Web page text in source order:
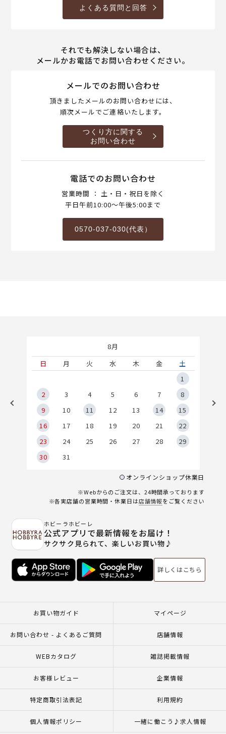
よくある質問と回答
それでも解決しない場合は、
メールかお電話でお問い合わせください。
メールでのお問い合わせ
頂きましたメールのお問い合わせには、
順次メールでご連絡いたします。
つくり方に関する
お問い合わせ
電話でのお問い合わせ
営業時間 ： 土・日・祝日を除く
平日午前10:00～午後5:00まで
0570-037-030(代表）
8月
日
月 火 水 木 金
土
1
2
3 4 5 6 7
8
9
10 11 12 13 14
15
16
17 18 19 20 21
22
23
24 25 26 27 28
29
30
31
オンラインショップ休業日
※Webからのご注文は、24時間承っております
※各実店舗の営業時間・休業日は店舗情報をご覧ください
ホビーラホビーレ
公式アプリで最新情報をお届け！
サクサク見られて、楽しいお買い物♪
詳しくはこちら
お買い物ガイド マイページ
お問い合わせ - よくあるご質問 店舗情報
WEBカタログ 雑誌掲載情報
お客様レビュー 企業情報
特定商取引法表記 利用規約
個人情報ポリシー 一緒に働こう♪求人情報